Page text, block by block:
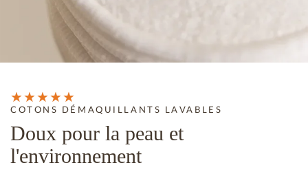
COTONS DÉMAQUILLANTS LAVABLES
Doux pour la peau et
l'environnement